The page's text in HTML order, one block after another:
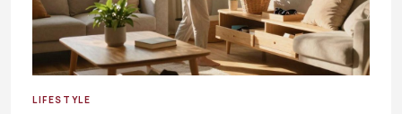
LIFESTYLE